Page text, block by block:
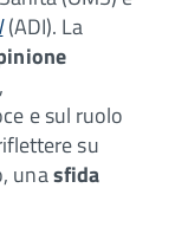
(ADI). La
e sul ruolo
su
unasfida